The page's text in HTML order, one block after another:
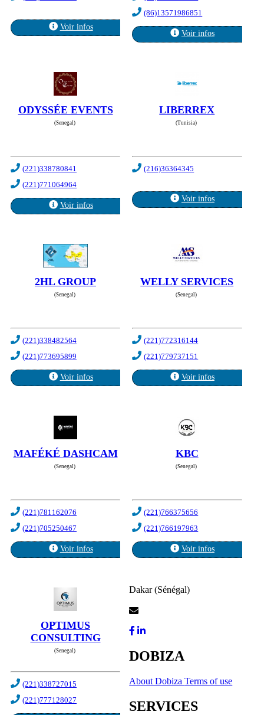
Voir infos
(86)13571986851
Voir infos
ODYSSÉE EVENTS
(Senegal)
(221)338780841
(221)771064964
Voir infos
LIBERREX
(Tunisia)
(216)36364345
Voir infos
2HL GROUP
(Senegal)
(221)338482564
(221)773695899
Voir infos
WELLY SERVICES
(Senegal)
(221)772316144
(221)779737151
Voir infos
MAFÉKÉ DASHCAM
(Senegal)
(221)781162076
(221)705250467
Voir infos
KBC
(Senegal)
(221)766375656
(221)766197963
Voir infos
OPTIMUS
CONSULTING
(Senegal)
(221)338727015
(221)777128027
Dakar (Sénégal)
DOBIZA
About DobizaTerms of use
SERVICES